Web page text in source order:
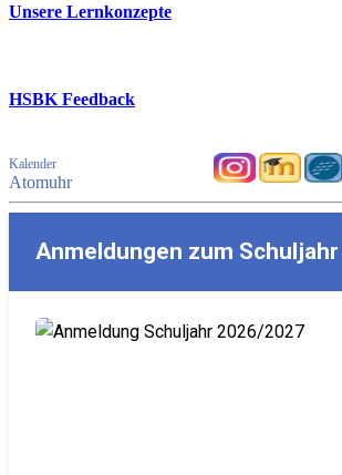
Unsere Lernkonzepte
HSBK Feedback
Kalender
Atomuhr
Anmeldungen zum